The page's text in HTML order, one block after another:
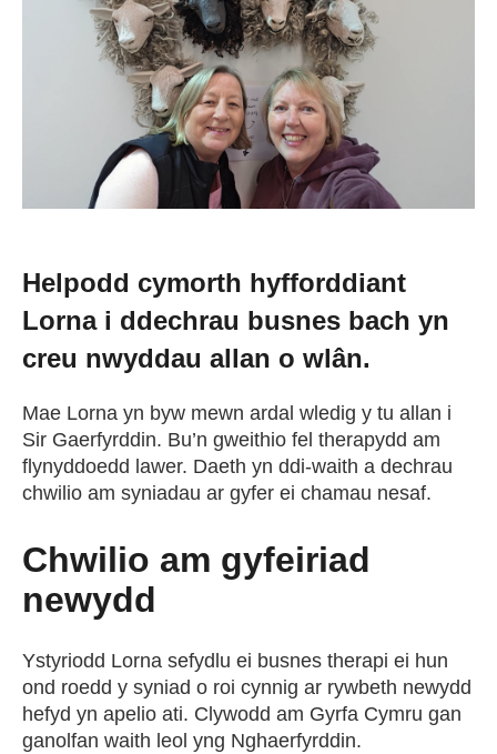
Newid dy stori
Straeon go iawn
Cysylltu â ni
Newyddion
Digwyddiadau
Gweithio i ni
Trefnu apwyntiad
Helpodd cymorth hyfforddiant
Lorna i ddechrau busnes bach yn
creu nwyddau allan o wlân.
Mae Lorna yn byw mewn ardal wledig y tu allan i
Sir Gaerfyrddin. Bu’n gweithio fel therapydd am
flynyddoedd lawer. Daeth yn ddi-waith a dechrau
chwilio am syniadau ar gyfer ei chamau nesaf.
Chwilio am gyfeiriad
newydd
Ystyriodd Lorna sefydlu ei busnes therapi ei hun
ond roedd y syniad o roi cynnig ar rywbeth newydd
hefyd yn apelio ati. Clywodd am Gyrfa Cymru gan
ganolfan waith leol yng Nghaerfyrddin.